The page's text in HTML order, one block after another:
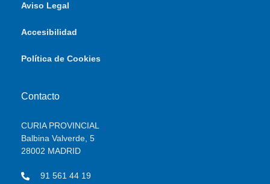
Aviso Legal
Accesibilidad
Política de Cookies
Contacto
CURIA PROVINCIAL
Balbina Valverde, 5
28002 MADRID
91 561 44 19